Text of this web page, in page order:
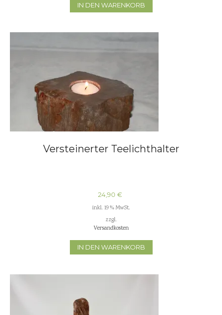
IN DEN WARENKORB
Versteinerter Teelichthalter
24,90 €
inkl. 19 % MwSt.
zzgl.
Versandkosten
IN DEN WARENKORB